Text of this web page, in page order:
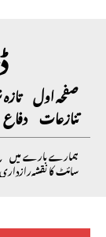
صفحہ اول
تنازعات دفاع
ہمارے بارے میں
سائٹ کا نقشہ